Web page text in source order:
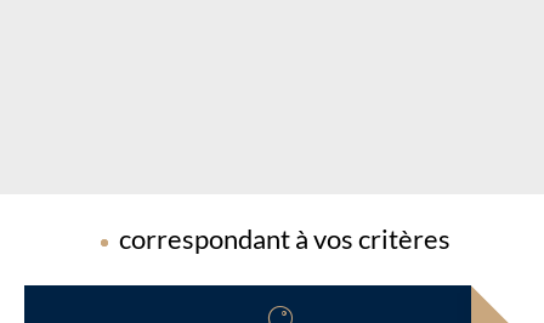
Chargement...
correspondant à vos critères